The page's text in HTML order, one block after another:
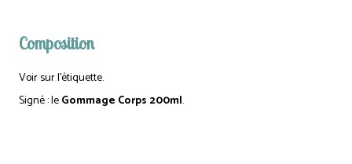
Composition
Voir sur l’étiquette.
Signé : leGommage Corps 200ml.